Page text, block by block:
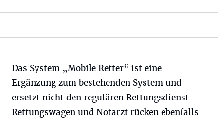
Das System „Mobile Retter“ ist eine
Ergänzung zum bestehenden System und
ersetzt nicht den regulären Rettungsdienst –
Rettungswagen und Notarzt rücken ebenfalls